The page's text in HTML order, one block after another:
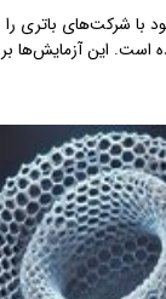
شرکت‌های باتری را
است. این آزمایش‌ها